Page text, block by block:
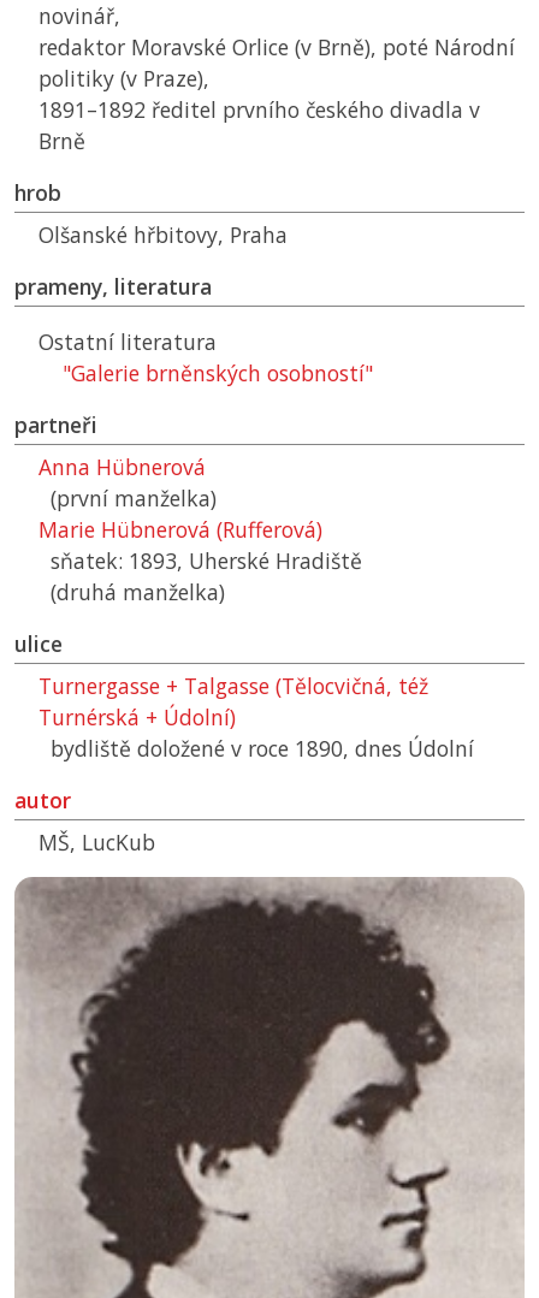
novinář,
redaktor Moravské Orlice (v Brně), poté Národní
politiky (v Praze),
1891–1892 ředitel prvního českého divadla v
Brně
hrob
Olšanské hřbitovy, Praha
prameny, literatura
Ostatní literatura
"Galerie brněnských osobností"
partneři
Anna Hübnerová
(první manželka)
Marie Hübnerová (Rufferová)
sňatek: 1893, Uherské Hradiště
(druhá manželka)
ulice
Turnergasse + Talgasse (Tělocvičná, též
Turnérská + Údolní)
bydliště doložené v roce 1890, dnes Údolní
autor
MŠ, LucKub